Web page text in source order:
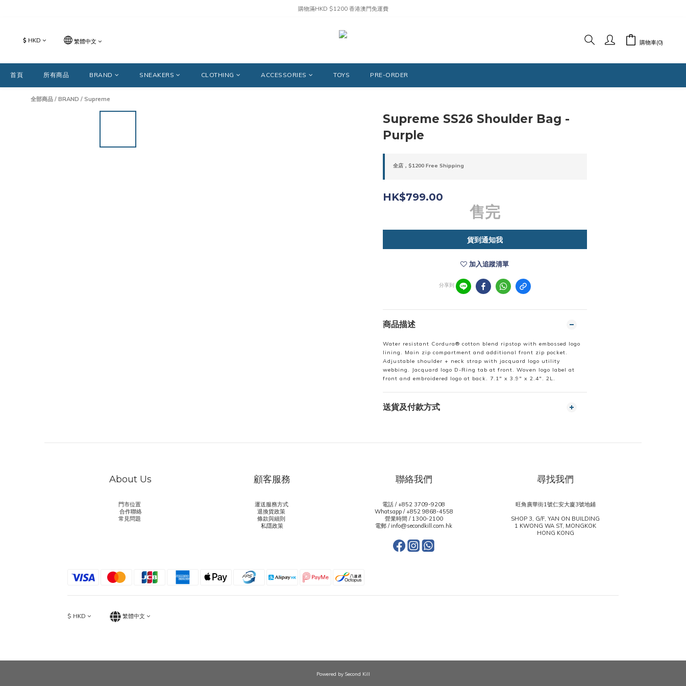
購物滿HKD $1200 香港澳門免運費
$ HKD 繁體中文 購物車(0)
首頁 所有商品 BRAND SNEAKERS CLOTHING ACCESSORIES TOYS PRE-ORDER
全部商品 / BRAND / Supreme
Supreme SS26 Shoulder Bag -
Purple
全店，$1200 Free Shipping
HK$799.00
售完
貨到通知我
加入追蹤清單
分享到
商品描述
Water resistant Cordura® cotton blend ripstop with embossed logo
lining. Main zip compartment and additional front zip pocket.
Adjustable shoulder + neck strap with jacquard logo utility
webbing. Jacquard logo D-Ring tab at front. Woven logo label at
front and embroidered logo at back. 7.1" x 3.9" x 2.4". 2L.
送貨及付款方式
About Us
門市位置
合作聯絡
常見問題
顧客服務
運送服務方式
退換貨政策
條款與細則
私隱政策
聯絡我們
電話 / +852 3709-9208
Whatsapp /+852 9868-4558
營業時間 / 1300-2100
電郵 / info@secondkill.com.hk
尋找我們
旺角廣華街1號仁安大廈3號地鋪
SHOP 3, G/F, YAN ON BUILDING
1 KWONG WA ST, MONGKOK
HONG KONG
$ HKD 繁體中文
Powered by Second Kill